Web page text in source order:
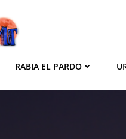
RABIA EL PARDO